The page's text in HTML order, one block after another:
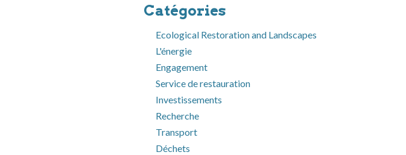
Catégories
Ecological Restoration and Landscapes
L'énergie
Engagement
Service de restauration
Investissements
Recherche
Transport
Déchets